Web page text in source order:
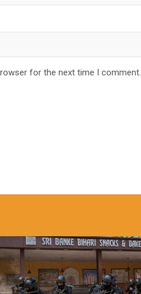
for the next time I comment.